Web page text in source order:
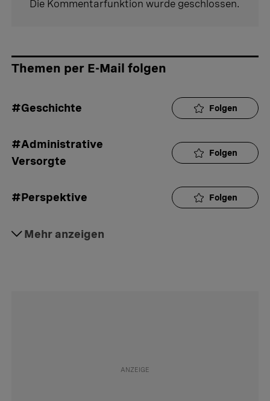
Die Kommentarfunktion wurde geschlossen.
Themen per E-Mail folgen
#Geschichte Folgen
#Administrative
Versorgte
Folgen
#Perspektive Folgen
Mehr anzeigen
#Gesellschaft